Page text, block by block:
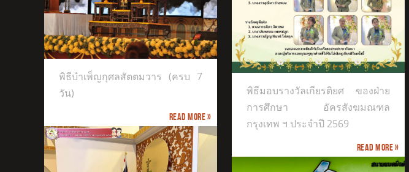
พิธีบำเพ็ญกุศลสัตตมวาร (ครบ 7
วัน)
Read more »
พิธีมอบรางวัลเกียรติยศ ของฝ่ายการ
ศึกษา อัครสังฆมณฑลกรุงเทพ ฯ
ประจำปี 2569
พิธีมอบรางวัลเกียรติยศ ของฝ่าย
การศึกษา อัครสังฆมณฑล
กรุงเทพ ฯ ประจำปี 2569
Read more »
สมเด็จพระเจ้าลูกเธอ เจ้าฟ้าพัชรกิติยา
ภา นเรนทิราเทพยวดี กรมหลวงราช